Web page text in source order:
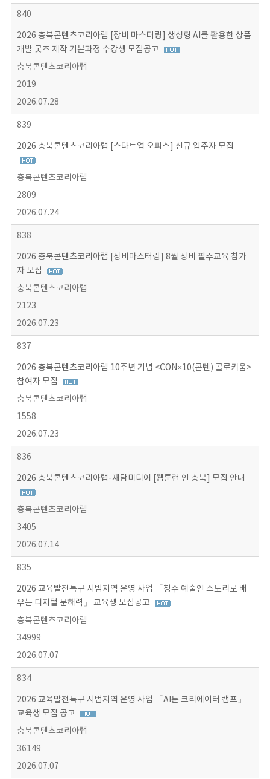
840
2026 충북콘텐츠코리아랩 [장비 마스터링] 생성형 AI를 활용한 상품
개발 굿즈 제작 기본과정 수강생 모집공고
충북콘텐츠코리아랩
2019
2026.07.28
839
2026 충북콘텐츠코리아랩 [스타트업 오피스] 신규 입주자 모집
충북콘텐츠코리아랩
2809
2026.07.24
838
2026 충북콘텐츠코리아랩 [장비마스터링] 8월 장비 필수교육 참가
자 모집
충북콘텐츠코리아랩
2123
2026.07.23
837
2026 충북콘텐츠코리아랩 10주년 기념 <CON×10(콘텐) 콜로키움>
참여자 모집
충북콘텐츠코리아랩
1558
2026.07.23
836
2026 충북콘텐츠코리아랩-재담미디어 [웹툰런 인 충북] 모집 안내
충북콘텐츠코리아랩
3405
2026.07.14
835
2026 교육발전특구 시범지역 운영 사업 「청주 예술인 스토리로 배
우는 디지털 문해력」 교육생 모집공고
충북콘텐츠코리아랩
34999
2026.07.07
834
2026 교육발전특구 시범지역 운영 사업 「AI툰 크리에이터 캠프」
교육생 모집 공고
충북콘텐츠코리아랩
36149
2026.07.07